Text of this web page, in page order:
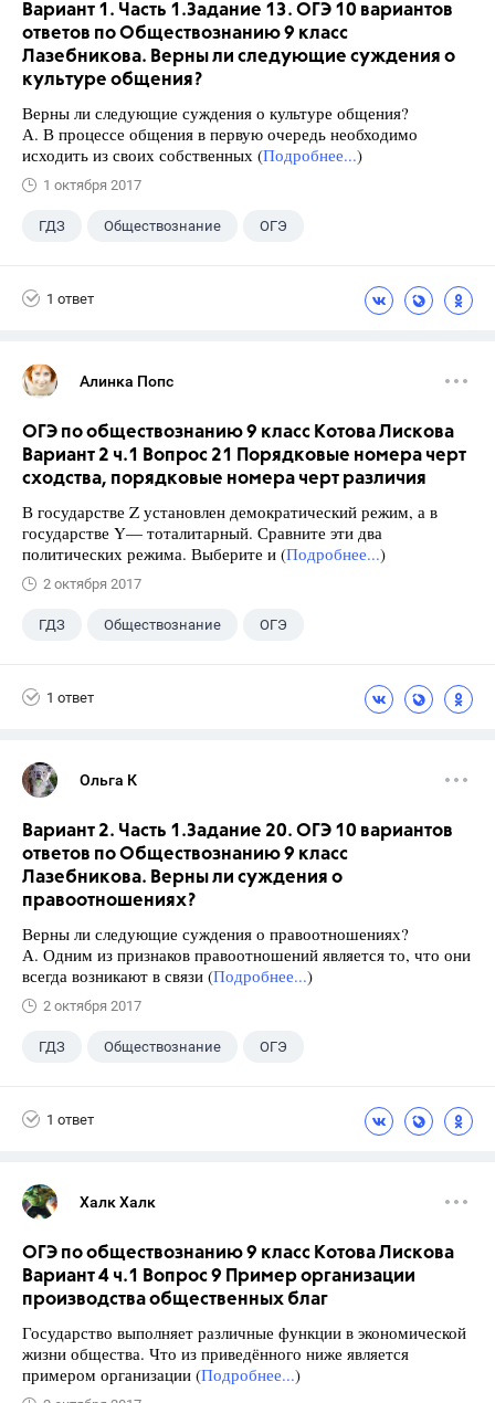
Вариант 1. Часть 1.Задание 13. ОГЭ 10 вариантов
ответов по Обществознанию 9 класс
Лазебникова. Верны ли следующие суждения о
культуре общения?
Верны ли следующие суждения о культуре общения?
А. В процессе общения в первую очередь необходимо
исходить из своих собственных (Подробнее...)
1 октября 2017
ГДЗ Обществознание ОГЭ
1 ответ
Алинка Попс
ОГЭ по обществознанию 9 класс Котова Лискова
Вариант 2 ч.1 Вопрос 21 Порядковые номера черт
сходства, порядковые номера черт различия
В государстве Z установлен демократический режим, а в
государстве Y— тоталитарный. Сравните эти два
политических режима. Выберите и (Подробнее...)
2 октября 2017
ГДЗ Обществознание ОГЭ
1 ответ
Ольга К
Вариант 2. Часть 1.Задание 20. ОГЭ 10 вариантов
ответов по Обществознанию 9 класс
Лазебникова. Верны ли суждения о
правоотношениях?
Верны ли следующие суждения о правоотношениях?
А. Одним из признаков правоотношений является то, что они
всегда возникают в связи (Подробнее...)
2 октября 2017
ГДЗ Обществознание ОГЭ
1 ответ
Халк Халк
ОГЭ по обществознанию 9 класс Котова Лискова
Вариант 4 ч.1 Вопрос 9 Пример организации
производства общественных благ
Государство выполняет различные функции в экономической
жизни общества. Что из приведённого ниже является
примером организации (Подробнее...)